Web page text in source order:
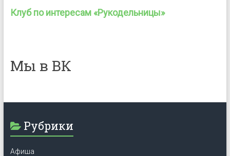
Клуб по интересам «Рукодельницы»
Мы в ВК
Рубрики
Афиша